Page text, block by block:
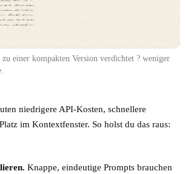
einer kompakten Version verdichtet ? weniger
niedrigere API-Kosten, schnellere
im Kontextfenster. So holst du das raus:
Knappe, eindeutige Prompts brauchen